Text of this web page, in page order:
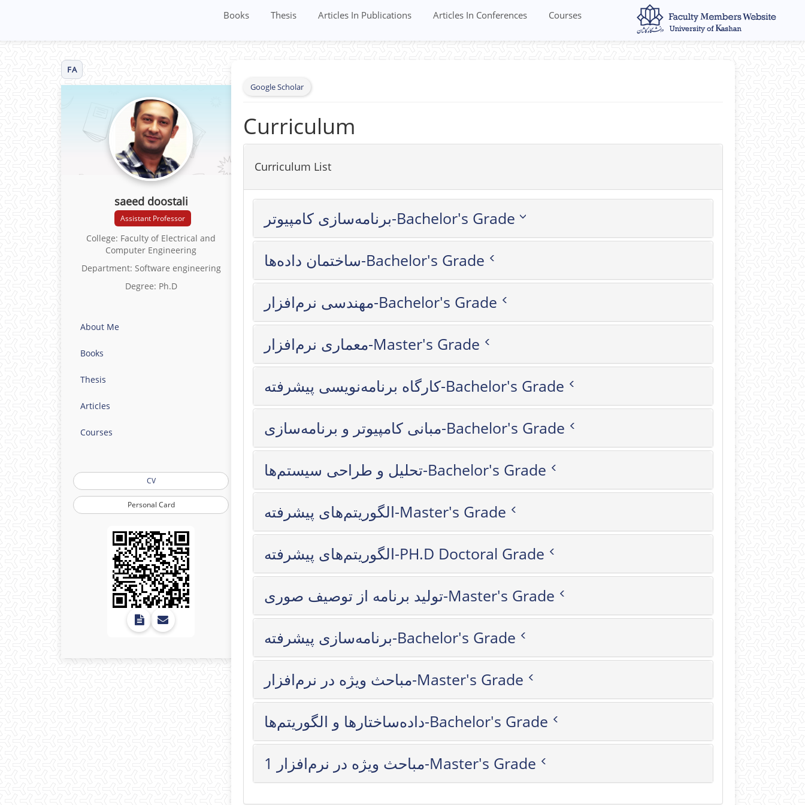
Courses
Articles In Conferences
Articles In Publications
Thesis
Books
FA
saeed doostali
Assistant Professor
College: Faculty of Electrical and
Computer Engineering
Department: Software engineering
Degree: Ph.D
About Me
Books
Thesis
Articles
Courses
CV
Personal Card
Google Scholar
Curriculum
Curriculum List
برنامه‌سازی کامپیوتر-Bachelor's Grade
ساختمان داده‌ها-Bachelor's Grade
مهندسی نرم‌افزار-Bachelor's Grade
معماری نرم‌افزار-Master's Grade
کارگاه برنامه‌نویسی پیشرفته-Bachelor's Grade
مبانی کامپیوتر و برنامه‌سازی-Bachelor's Grade
تحلیل و طراحی سیستم‌ها-Bachelor's Grade
الگوریتم‌های پیشرفته-Master's Grade
الگوریتم‌های پیشرفته-PH.D Doctoral Grade
تولید برنامه از توصیف صوری-Master's Grade
برنامه‌سازی پیشرفته-Bachelor's Grade
مباحث ویژه در نرم‌افزار-Master's Grade
داده‌ساختارها و الگوریتم‌ها-Bachelor's Grade
مباحث ویژه در نرم‌افزار 1-Master's Grade